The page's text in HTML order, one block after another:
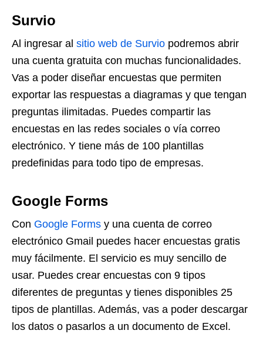
Survio
Al ingresar al sitio web de Survio podremos abrir
una cuenta gratuita con muchas funcionalidades.
Vas a poder diseñar encuestas que permiten
exportar las respuestas a diagramas y que tengan
preguntas ilimitadas. Puedes compartir las
encuestas en las redes sociales o vía correo
electrónico. Y tiene más de 100 plantillas
predefinidas para todo tipo de empresas.
Google Forms
Con Google Forms y una cuenta de correo
electrónico Gmail puedes hacer encuestas gratis
muy fácilmente. El servicio es muy sencillo de
usar. Puedes crear encuestas con 9 tipos
diferentes de preguntas y tienes disponibles 25
tipos de plantillas. Además, vas a poder descargar
los datos o pasarlos a un documento de Excel.